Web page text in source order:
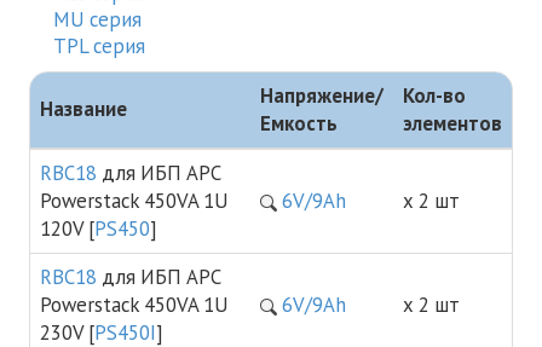
MU серия
TPL серия
Название
Напряжение/
Емкость
Кол-во
элементов
RBC18 для ИБП APC
Powerstack 450VA 1U
120V [PS450]
6V/9Ah х 2 шт
RBC18 для ИБП APC
Powerstack 450VA 1U
230V [PS450I]
6V/9Ah х 2 шт